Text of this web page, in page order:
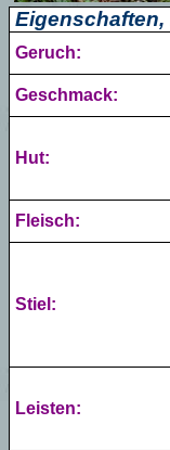
Geruch:
Geschmack:
Hut:
Fleisch:
Stiel:
Leisten: